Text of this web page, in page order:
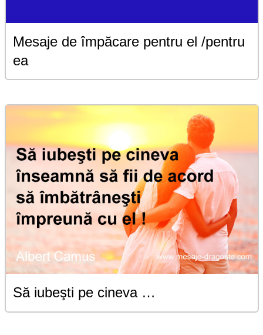
Mesaje de împăcare pentru el /pentru
ea
Să iubeşti pe cineva …